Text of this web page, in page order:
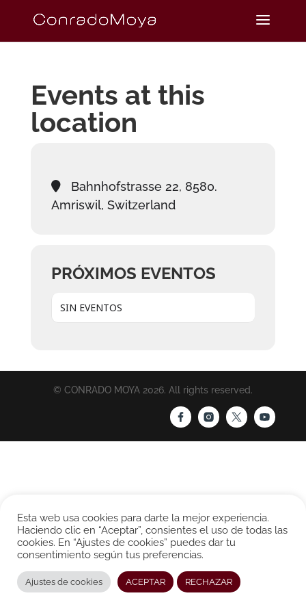
Events at this
location
Bahnhofstrasse 22, 8580.
Amriswil, Switzerland
PRÓXIMOS EVENTOS
SIN EVENTOS
© CONRADO MOYA 2026. All rights reserved.
Esta web usa cookies para darte la mejor experiencia.
Haciendo clic en “Aceptar”, consientes el uso de todas las
cookies. En “Ajustes de cookies” puedes dar tu
consentimiento según tus preferencias.
Ajustes de cookies ACEPTAR RECHAZAR